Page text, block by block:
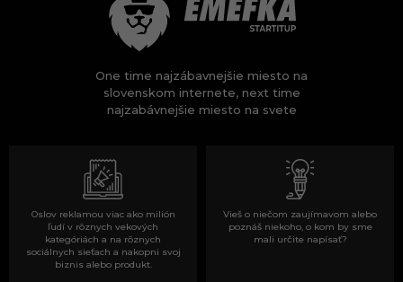
One time najzábavnejšie miesto na
slovenskom internete, next time
najzabávnejšie miesto na svete
Oslov reklamou viac ako milión
ľudí v rôznych vekových
kategóriách a na rôznych
sociálnych sieťach a nakopni svoj
biznis alebo produkt.
Vieš o niečom zaujímavom alebo
poznáš niekoho, o kom by sme
mali určite napísať?